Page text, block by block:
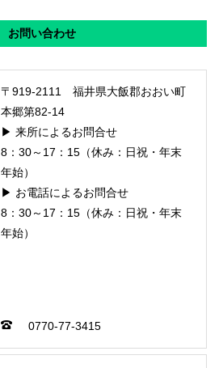
お問い合わせ
〒919-2111 福井県大飯郡おおい町
本郷第82-14
▶ 来所によるお問合せ
8：30～17：15（休み：日祝・年末
年始）
▶ お電話によるお問合せ
8：30～17：15（休み：日祝・年末
年始）
0770-77-3415